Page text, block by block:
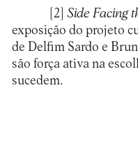
[2] Side Facing
exposição do projeto
de Delfim Sardo e
são força ativa na
sucedem.